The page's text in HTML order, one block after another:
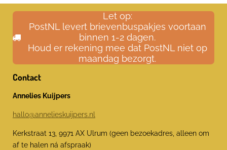
Let op:
PostNL levert brievenbuspakjes voortaan
binnen 1-2 dagen.
Houd er rekening mee dat PostNL niet op
maandag bezorgt.
Contact
Annelies Kuijpers
hallo@annelieskuijpers.nl
Kerkstraat 13, 9971 AX Ulrum (geen bezoekadres, alleen om
af te halen ná afspraak)